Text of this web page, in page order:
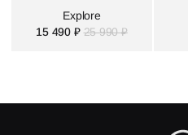
Explore
15 490 ₽ 25 990 ₽